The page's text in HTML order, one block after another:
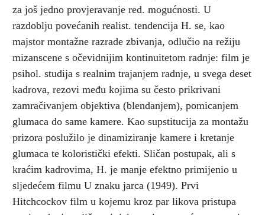
za još jedno provjeravanje red. mogućnosti. U
razdoblju povećanih realist. tendencija H. se, kao
majstor montažne razrade zbivanja, odlučio na režiju
mizanscene s očevidnijim kontinuitetom radnje: film je
psihol. studija s realnim trajanjem radnje, u svega deset
kadrova, rezovi među kojima su često prikrivani
zamračivanjem objektiva (blendanjem), pomicanjem
glumaca do same kamere. Kao supstitucija za montažu
prizora poslužilo je dinamiziranje kamere i kretanje
glumaca te koloristički efekti. Sličan postupak, ali s
kraćim kadrovima, H. je manje efektno primijenio u
sljedećem filmu U znaku jarca (1949). Prvi
Hitchcockov film u kojemu kroz par likova pristupa